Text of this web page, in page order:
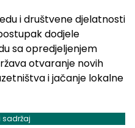
i društvene djelatnosti
dodjele
sa opredjeljenjem
otvaranje novih
i jačanje lokalne
sadržaj